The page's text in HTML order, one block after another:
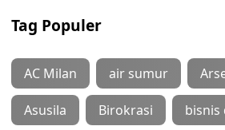
Tag Populer
AC Milan air sumur
Asusila Birokrasi bisnis